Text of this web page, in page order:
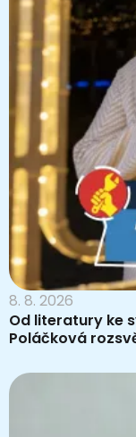
8. 8. 2026
Od literatury ke
Poláčková